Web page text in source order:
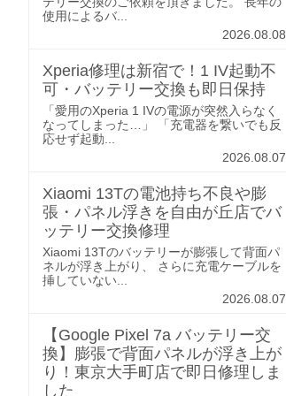
使用によるバ...
2026.08.08
Xperia修理は新宿で！1 IV起動不
可・バッテリー交換も即日保持
「愛用のXperia 1 IVの電源が突然入らなく
なってしまった…」 「充電器を繋いでも反
応せず起動...
2026.08.07
Xiaomi 13Tの電池持ち不良や膨
張・パネル浮きを自由が丘店でバ
ッテリー交換修理
Xiaomi 13Tのバッテリーが膨張して背面パ
ネルが浮き上がり、 さらに充電ケーブルを
挿していない...
2026.08.07
【Google Pixel 7a バッテリー交
換】膨張で背面パネルが浮き上が
り！東京大手町店で即日修理しま
した